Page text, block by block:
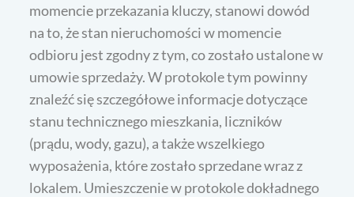
momencie przekazania kluczy, stanowi dowód
na to, że stan nieruchomości w momencie
odbioru jest zgodny z tym, co zostało ustalone w
umowie sprzedaży. W protokole tym powinny
znaleźć się szczegółowe informacje dotyczące
stanu technicznego mieszkania, liczników
(prądu, wody, gazu), a także wszelkiego
wyposażenia, które zostało sprzedane wraz z
lokalem. Umieszczenie w protokole dokładnego